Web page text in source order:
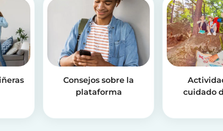
Consejos sobre la
plataforma
cuidado